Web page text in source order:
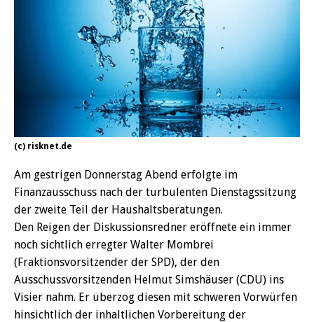
(c) risknet.de
Am gestrigen Donnerstag Abend erfolgte im
Finanzausschuss nach der turbulenten Dienstagssitzung
der zweite Teil der Haushaltsberatungen.
Den Reigen der Diskussionsredner eröffnete ein immer
noch sichtlich erregter Walter Mombrei
(Fraktionsvorsitzender der SPD), der den
Ausschussvorsitzenden Helmut Simshäuser (CDU) ins
Visier nahm. Er überzog diesen mit schweren Vorwürfen
hinsichtlich der inhaltlichen Vorbereitung der